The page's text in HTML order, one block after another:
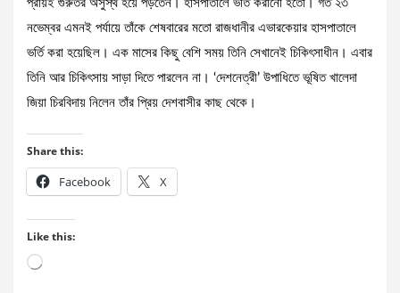
প্রায়ই গুরুতর অসুস্থ হয়ে পড়তেন। হাসপাতালে ভর্তি করানো হতো। গত ২৩
নভেম্বর এমনই পর্যায়ে তাঁকে শেষবারের মতো রাজধানীর এভারকেয়ার হাসপাতালে
ভর্তি করা হয়েছিল। এক মাসের কিছু বেশি সময় তিনি সেখানেই চিকিৎসাধীন। এবার
তিনি আর চিকিৎসায় সাড়া দিতে পারলেন না। ‘দেশনেত্রী’ উপাধিতে ভূষিত খালেদা
জিয়া চিরবিদায় নিলেন তাঁর প্রিয় দেশবাসীর কাছ থেকে।
Share this:
Facebook X
Like this:
Loading…